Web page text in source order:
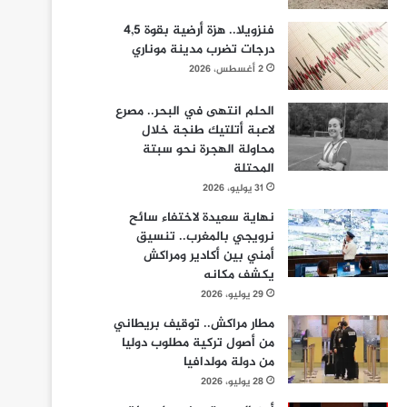
فنزويلا.. هزة أرضية بقوة 4,5
درجات تضرب مدينة موناري
2 أغسطس، 2026
الحلم انتهى في البحر.. مصرع
لاعبة أتلتيك طنجة خلال
محاولة الهجرة نحو سبتة
المحتلة
31 يوليو، 2026
نهاية سعيدة لاختفاء سائح
نرويجي بالمغرب.. تنسيق
أمني بين أكادير ومراكش
يكشف مكانه
29 يوليو، 2026
مطار مراكش.. توقيف بريطاني
من أصول تركية مطلوب دوليا
من دولة مولدافيا
28 يوليو، 2026